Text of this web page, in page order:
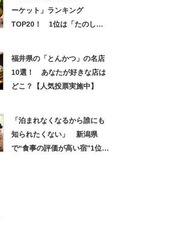
ーケット」ランキング
TOP20！ 1位は「たのしい
福井県の「とんかつ」の名店
10選！ あなたが好きな店は
どこ？【人気投票実施中】
「泊まれなくなるから誰にも
知られたくない」 新潟県
で“食事の評価が高い宿”1位に